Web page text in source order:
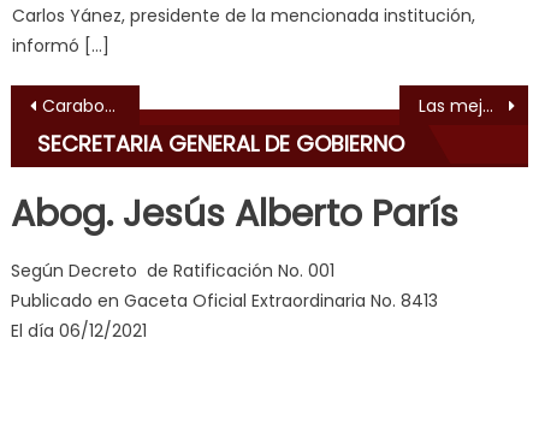
भ
indian
erotic
videos
de
pono
Carlos Yánez, presidente de la mencionada institución,
informó […]
Navegación de entradas
Carabobo Te Quiero intensificó jornadas de limpieza en la Gran Valencia Las mejores raquetas de Venezuela se miden en el Master Nacional “Copa Drácula” 2019
SECRETARIA GENERAL DE GOBIERNO
Abog. Jesús Alberto París
Según Decreto de Ratificación No. 001
Publicado en Gaceta Oficial Extraordinaria No. 8413
El día 06/12/2021